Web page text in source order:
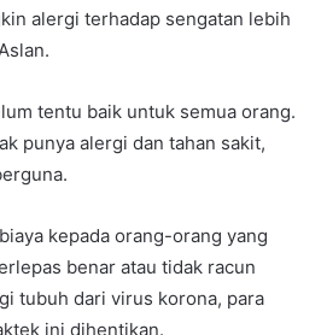
alergi terhadap sengatan lebih
tentu baik untuk semua orang.
punya alergi dan tahan sakit,
kepada orang-orang yang
benar atau tidak racun
tubuh dari virus korona, para
ini dihentikan.